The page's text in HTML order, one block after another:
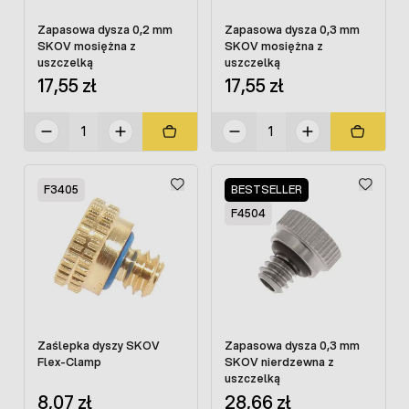
Zapasowa dysza 0,2 mm
SKOV mosiężna z
uszczelką
17,55 zł
Zapasowa dysza 0,3 mm
SKOV mosiężna z
uszczelką
17,55 zł
F3405
Zaślepka dyszy SKOV
Flex-Clamp
8,07 zł
BESTSELLER
F4504
Zapasowa dysza 0,3 mm
SKOV nierdzewna z
uszczelką
28,66 zł